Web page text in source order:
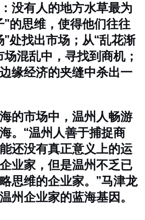
没有人的地方水草最为
”的思维，使得他们往往
处找出市场；从“乱花渐
混乱中，寻找到商机；
缘经济的夹缝中杀出一
的市场中，温州人畅游
。“温州人善于捕捉商
还没有真正意义上的运
业家，但是温州不乏已
思维的企业家。”马津龙
州企业家的蓝海基因。